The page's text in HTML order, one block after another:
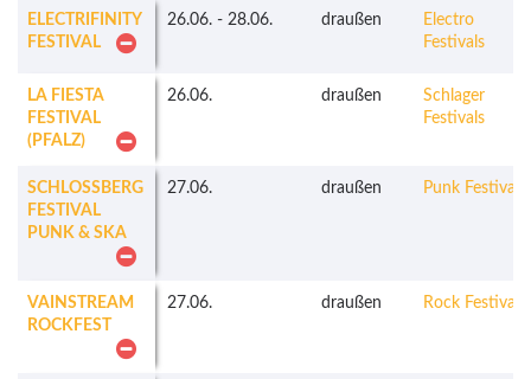
ELECTRIFINITY
FESTIVAL
26.06. - 28.06. draußen
Electro
Festivals
LA FIESTA
FESTIVAL
(PFALZ)
26.06. draußen
Schlager
Festivals
SCHLOSSBERG
FESTIVAL
PUNK & SKA
27.06. draußen Punk Festivals
VAINSTREAM
ROCKFEST
27.06. draußen Rock Festivals